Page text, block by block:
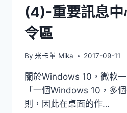
(4)-重要訊息中
令區
By 米卡董 Mika 2017-09-11
關於Windows 10，微軟
「一個Windows 10，多
則，因此在桌面的作…